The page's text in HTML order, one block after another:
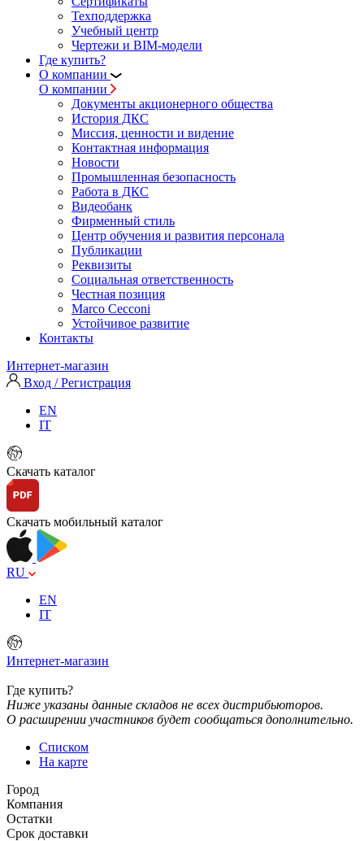
Техподдержка
Учебный центр
Чертежи и BIM-модели
Где купить?
О компании
О компании
Документы акционерного общества
История ДКС
Миссия, ценности и видение
Контактная информация
Новости
Промышленная безопасность
Работа в ДКС
Видеобанк
Фирменный стиль
Центр обучения и развития персонала
Публикации
Реквизиты
Социальная ответственность
Честная позиция
Marco Cecconi
Устойчивое развитие
Контакты
Интернет-магазин
Вход / Регистрация
EN
IT
Скачать каталог
Скачать мобильный каталог
RU
EN
IT
Интернет-магазин
Где купить?
Ниже указаны данные складов не всех дистрибьюторов.
О расширении участников будет сообщаться дополнительно.
Списком
На карте
Город
Компания
Остатки
Срок доставки